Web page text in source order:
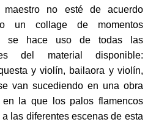
maestro no esté de acuerdo
un collage de momentos
se hace uso de todas las
del material disponible:
y violín, bailaora y violín,
van sucediendo en una obra
en la que los palos flamencos
las diferentes escenas de esta